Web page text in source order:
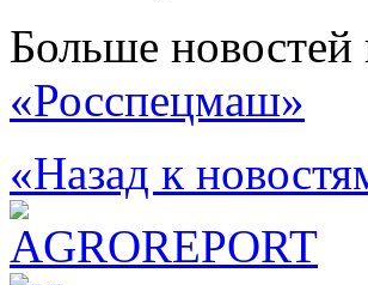
Больше новостей
«Росспецмаш»
«Назад к